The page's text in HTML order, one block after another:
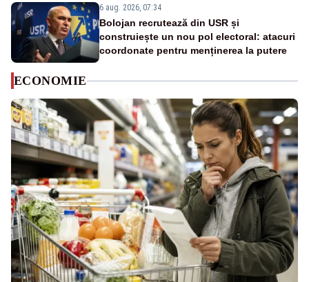
6 aug. 2026, 07:34
Bolojan recrutează din USR și
construiește un nou pol electoral: atacuri
coordonate pentru menținerea la putere
ECONOMIE